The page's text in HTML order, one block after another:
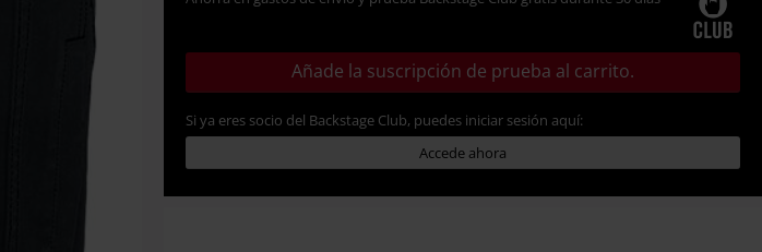
Añade la suscripción de prueba al carrito.
Si ya eres socio del Backstage Club, puedes iniciar sesión aquí:
Accede ahora